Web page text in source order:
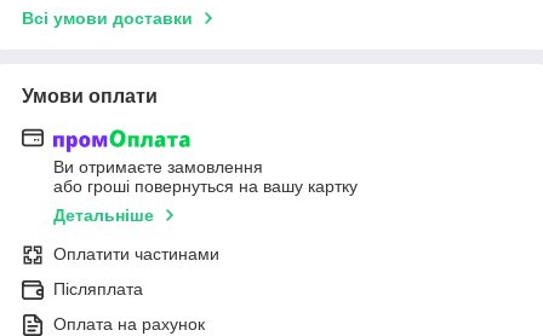
Всі умови доставки
Умови оплати
Ви отримаєте замовлення
або гроші повернуться на вашу картку
Детальніше
Оплатити частинами
Післяплата
Оплата на рахунок